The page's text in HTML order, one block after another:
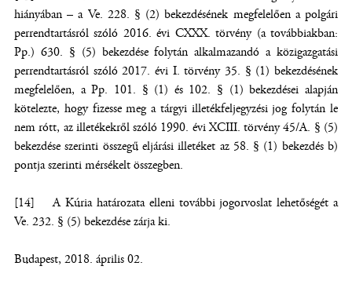
hiányában – a Ve. 228. § (2) bekezdésének megfelelően a polgári
perrendtartásról szóló 2016. évi CXXX. törvény (a továbbiakban:
Pp.) 630. § (5) bekezdése folytán alkalmazandó a közigazgatási
perrendtartásról szóló 2017. évi I. törvény 35. § (1) bekezdésének
megfelelően, a Pp. 101. § (1) és 102. § (1) bekezdései alapján
kötelezte, hogy fizesse meg a tárgyi illetékfeljegyzési jog folytán le
nem rótt, az illetékekről szóló 1990. évi XCIII. törvény 45/A. § (5)
bekezdése szerinti összegű eljárási illetéket az 58. § (1) bekezdés b)
pontja szerinti mérsékelt összegben.
[14] A Kúria határozata elleni további jogorvoslat lehetőségét a
Ve. 232. § (5) bekezdése zárja ki.
Budapest, 2018. április 02.